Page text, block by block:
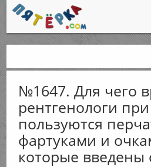
№1647. Для чего
рентгенологи
пользуются
фартуками и
которые введены